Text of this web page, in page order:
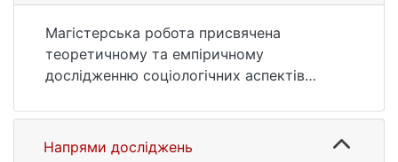
Магістерська робота присвячена
теоретичному та емпіричному
дослідженню соціологічних аспектів
прикладі жителів Києва та Харкова).
Методом аналізу історичної
Напрями досліджень